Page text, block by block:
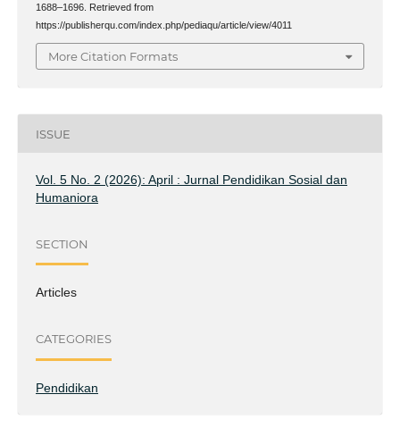
1688–1696. Retrieved from
https://publisherqu.com/index.php/pediaqu/article/view/4011
More Citation Formats
ISSUE
Vol. 5 No. 2 (2026): April : Jurnal Pendidikan Sosial dan
Humaniora
SECTION
Articles
CATEGORIES
Pendidikan